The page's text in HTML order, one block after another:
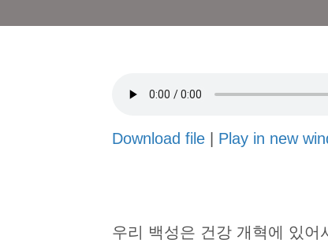
Download file Play in new
우리 백성은 건강 개혁에 있어